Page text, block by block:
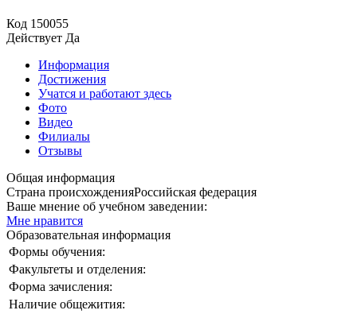
Код 150055
Действует Да
Информация
Достижения
Учатся и работают здесь
Фото
Видео
Филиалы
Отзывы
Общая информация
Страна происхожденияРоссийская федерация
Ваше мнение об учебном заведении:
Мне нравится
Образовательная информация
Формы обучения:
Факультеты и отделения:
Форма зачисления:
Наличие общежития: